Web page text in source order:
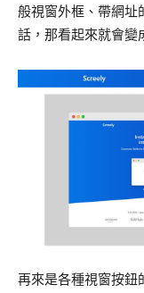
般視窗外框、帶網址
話，那看起來就會變
再來是各種視窗按鈕